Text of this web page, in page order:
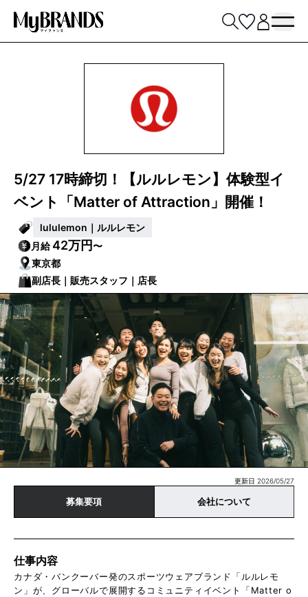
5/27 17時締切！【ルルレモン】体験型イ
ベント「Matter of Attraction」開催！
lululemon｜ルルレモン
月給42万円〜
東京都
副店長｜販売スタッフ｜店長
更新日 2026/05/27
募集要項 会社について
仕事内容
カナダ・バンクーバー発のスポーツウェアブランド「ルルレモ
ン」が、グローバルで展開するコミュニティイベント「Matter o